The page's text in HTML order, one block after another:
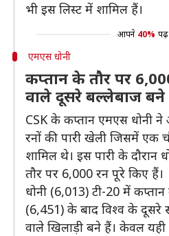
भी इस लिस्ट में शामिल हैं।
आपने 40% पढ़
एमएस धोनी
कप्तान के तौर पर
वाले दूसरे बल्लेबाज बने
CSK के कप्तान एमएस धोनी ने
रनों की पारी खेली जिसमें एक
शामिल थे। इस पारी के दौरान
तौर पर 6,000 रन पूरे किए हैं।
धोनी (6,013) टी-20 में
(6,451) के बाद विश्व के
वाले खिलाड़ी बने हैं। केवल